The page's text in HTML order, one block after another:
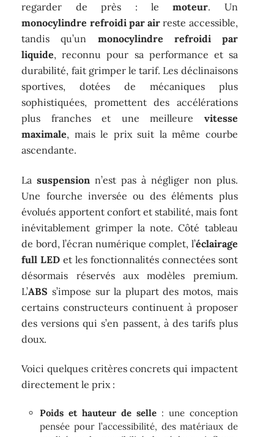
regarder de près : lemoteur. Un
monocylindre refroidi par air reste accessible,
tandis qu’un monocylindre refroidi par
liquide, reconnu pour sa performance et sa
durabilité, fait grimper le tarif. Les déclinaisons
sportives, dotées de mécaniques plus
sophistiquées, promettent des accélérations
plus franches et une meilleure vitesse
maximale, mais le prix suit la même courbe
ascendante.
Lasuspension n’est pas à négliger non plus.
Une fourche inversée ou des éléments plus
évolués apportent confort et stabilité, mais font
inévitablement grimper la note. Côté tableau
de bord, l’écran numérique complet, l’éclairage
full LED et les fonctionnalités connectées sont
désormais réservés aux modèles premium.
L’ABS s’impose sur la plupart des motos, mais
certains constructeurs continuent à proposer
des versions qui s’en passent, à des tarifs plus
doux.
Voici quelques critères concrets qui impactent
directement le prix :
Poids et hauteur de selle: une conception
pensée pour l’accessibilité, des matériaux de